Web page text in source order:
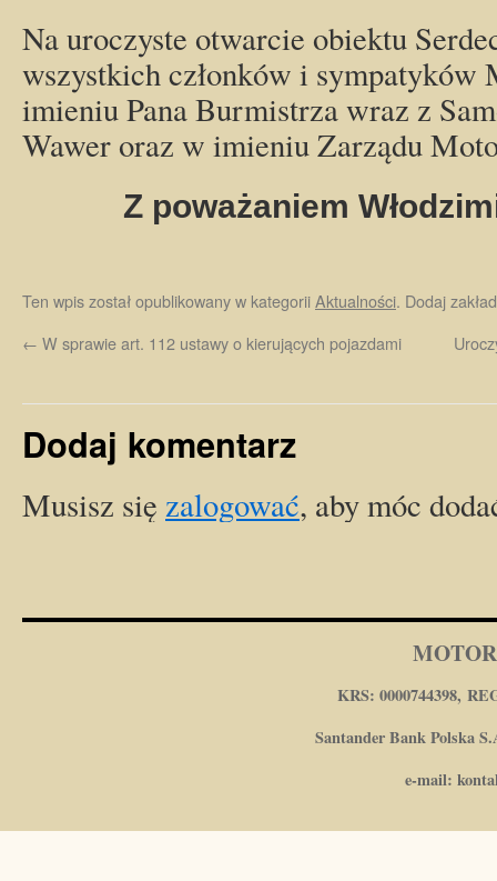
Na uroczyste otwarcie obiektu
wszystkich członków i
imieniu Pana Burmistrza wraz z
Wawer oraz w imieniu Zarządu
Z poważaniem
Ten wpis został opublikowany w kategoriiAktualności. Dodaj
← W sprawie art. 112 ustawy o kierujących pojazdami
Dodaj komentarz
Musisz się zalogować, aby móc
KRS: 0000744398,
Santander Bank Polska
e-mail: